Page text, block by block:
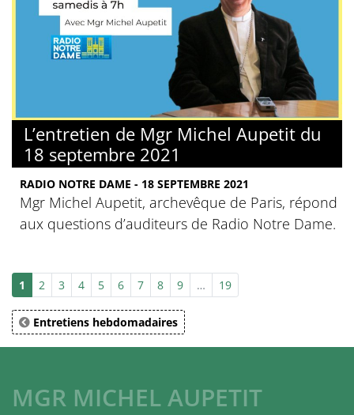
L’entretien de Mgr Michel Aupetit du
18 septembre 2021
RADIO NOTRE DAME - 18 SEPTEMBRE 2021
Mgr Michel Aupetit, archevêque de Paris, répond
aux questions d’auditeurs de Radio Notre Dame.
1 2 3 4 5 6 7 8 9 … 19
Entretiens hebdomadaires
MGR MICHEL AUPETIT